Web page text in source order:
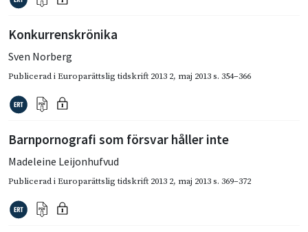
Konkurrenskrönika
Sven Norberg
Publicerad iEuroparättslig tidskrift 2013 2, maj 2013s. 354–366
Barnpornografi som försvar håller inte
Madeleine Leijonhufvud
Publicerad iEuroparättslig tidskrift 2013 2, maj 2013s. 369–372